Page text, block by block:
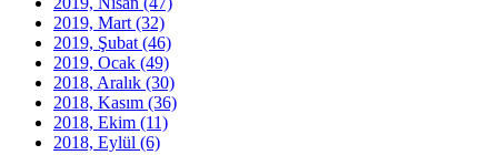
2019, Mart (32)
2019, Şubat (46)
2019, Ocak (49)
2018, Aralık (30)
2018, Kasım (36)
2018, Ekim (11)
2018, Eylül (6)